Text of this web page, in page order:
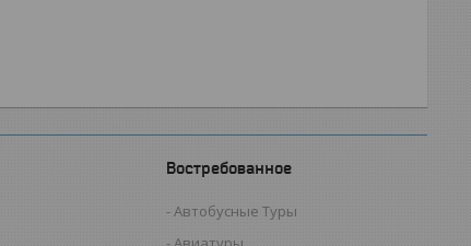
Востребованное
Автобусные Туры